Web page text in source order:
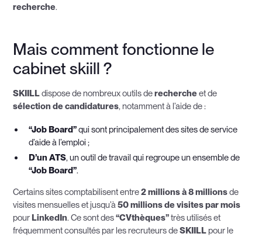
recherche.
Mais comment fonctionne le
cabinet skiill ?
SKIILLdispose de nombreux outils derecherche et de
sélection de candidatures, notamment à l’aide de :
“Job Board”qui sont principalement des sites de service
d’aide à l’emploi ;
D’un ATS, un outil de travail qui regroupe un ensemble de
“Job Board”.
Certains sites comptabilisent entre2 millions à 8 millionsde
visites mensuelles et jusqu’à50 millions de visites par mois
pour LinkedIn. Ce sont des“CVthèques”très utilisés et
fréquemment consultés par les recruteurs deSKIILLpour le